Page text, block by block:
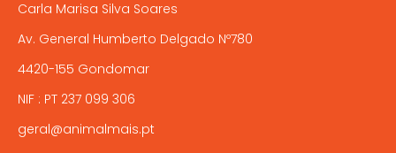
Carla Marisa Silva Soares
Av. General Humberto Delgado Nº780
4420-155 Gondomar
NIF : PT 237 099 306
geral@animalmais.pt